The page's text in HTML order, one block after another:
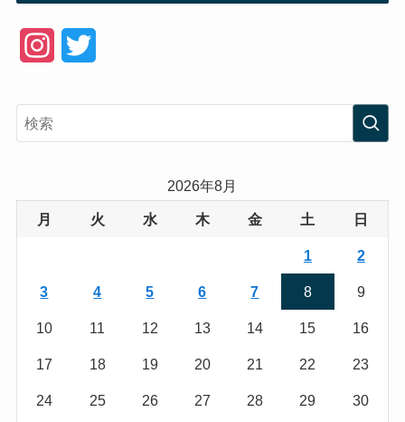
e
2026年8月
月 火 水 木 金 土 日
1 2
3 4 5 6 7 8 9
10 11 12 13 14 15 16
17 18 19 20 21 22 23
24 25 26 27 28 29 30